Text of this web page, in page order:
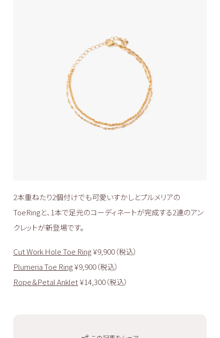
2本重ねたり2個付けでも可愛いすかしとプルメリアの
ToeRingと、1本で足元のコーディネートが完成する2連のアン
クレットが新登場です。
Cut Work Hole Toe Ring¥9,900（税込）
Plumeria Toe Ring¥9,900（税込）
Rope＆Petal Anklet¥14,300（税込）